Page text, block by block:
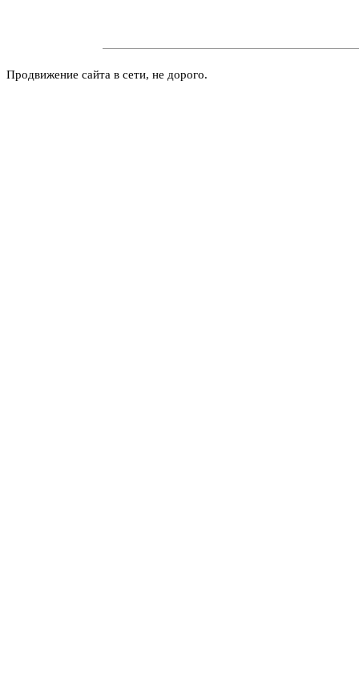
Продвижение сайта в сети, не дорого.